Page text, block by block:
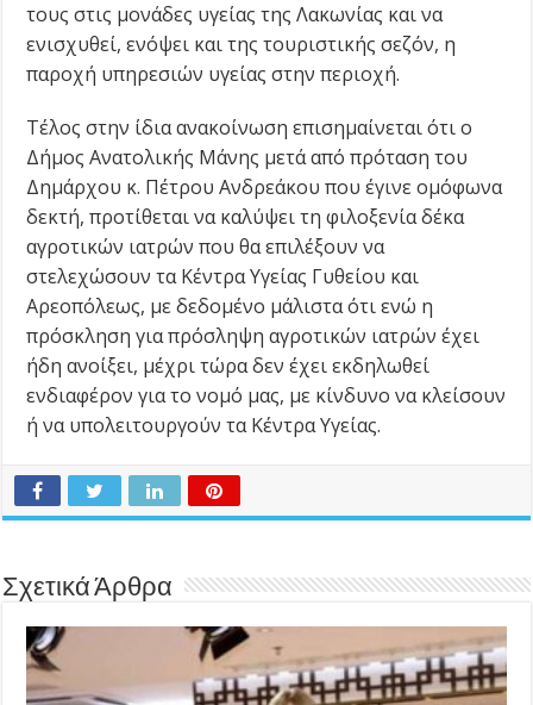
τους στις μονάδες υγείας της Λακωνίας και να
ενισχυθεί, ενόψει και της τουριστικής σεζόν, η
παροχή υπηρεσιών υγείας στην περιοχή.
Τέλος στην ίδια ανακοίνωση επισημαίνεται ότι ο
Δήμος Ανατολικής Μάνης μετά από πρόταση του
Δημάρχου κ. Πέτρου Ανδρεάκου που έγινε ομόφωνα
δεκτή, προτίθεται να καλύψει τη φιλοξενία δέκα
αγροτικών ιατρών που θα επιλέξουν να
στελεχώσουν τα Κέντρα Υγείας Γυθείου και
Αρεοπόλεως, με δεδομένο μάλιστα ότι ενώ η
πρόσκληση για πρόσληψη αγροτικών ιατρών έχει
ήδη ανοίξει, μέχρι τώρα δεν έχει εκδηλωθεί
ενδιαφέρον για το νομό μας, με κίνδυνο να κλείσουν
ή να υπολειτουργούν τα Κέντρα Υγείας.
Σχετικά Άρθρα